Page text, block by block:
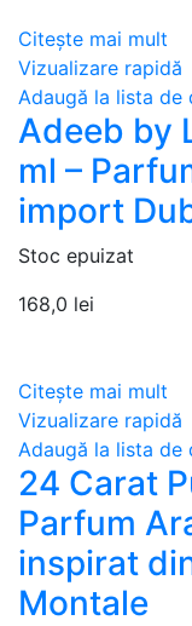
Citește mai mult
Vizualizare rapidă
Adaugă la lista de
Adeeb by
ml –
import
Stoc epuizat
168,0 lei
Citește mai mult
Vizualizare rapidă
Adaugă la lista de
24 Carat
Parfum
inspirat
Montale